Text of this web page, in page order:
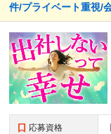
件/プライベート重視/
応募資格